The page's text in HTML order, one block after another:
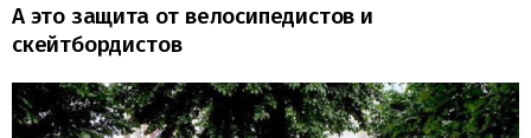
А это защита от велосипедистов и
скейтбордистов